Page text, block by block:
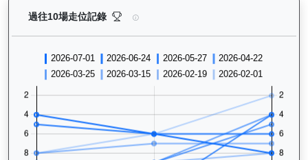
過往10場走位記錄 價值傳承（L170）— 過往走位記錄圖